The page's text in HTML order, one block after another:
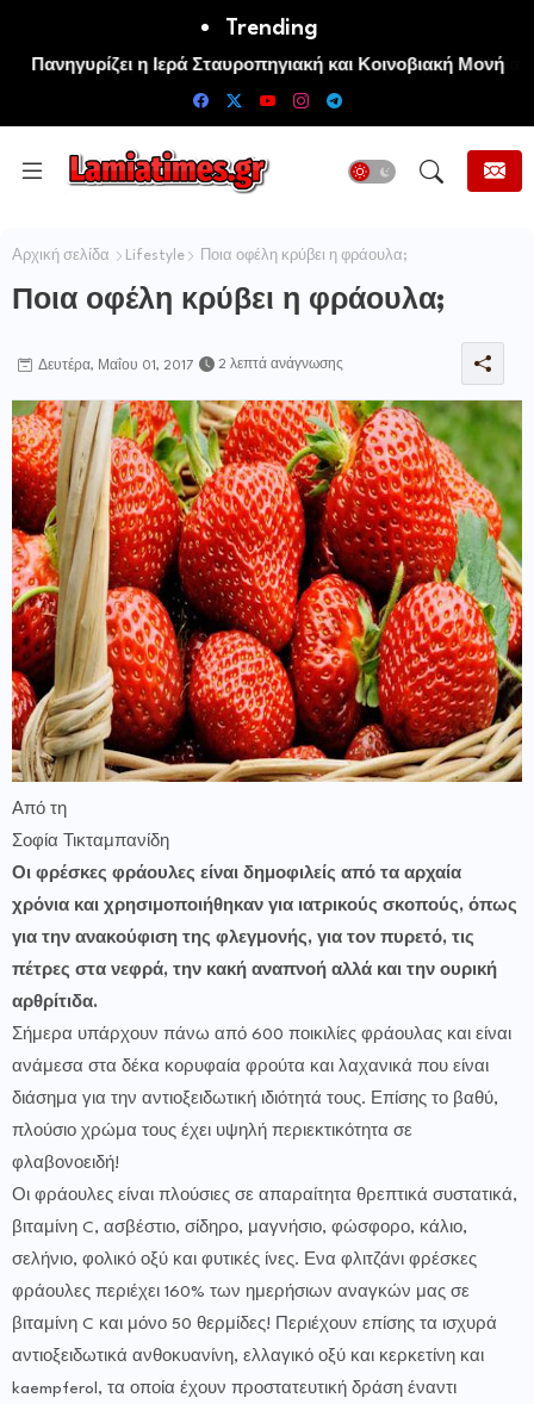
Trending
Πανηγυρίζει η Ιερά Σταυροπηγιακή και Κοινοβιακή Μονή
Μεταμορφώσεως του Σωτήρος Καμενων Βουρλων (Μονή
Αρχική σελίδα Lifestyle Ποια οφέλη κρύβει η φράουλα;
Ποια οφέλη κρύβει η φράουλα;
Δευτέρα, Μαΐου 01, 2017 2 λεπτά ανάγνωσης
Από τη
Σοφία Τικταμπανίδη
Οι φρέσκες φράουλες είναι δημοφιλείς από τα αρχαία
χρόνια και χρησιμοποιήθηκαν για ιατρικούς σκοπούς, όπως
για την ανακούφιση της φλεγμονής, για τον πυρετό, τις
πέτρες στα νεφρά, την κακή αναπνοή αλλά και την ουρική
αρθρίτιδα.
Σήμερα υπάρχουν πάνω από 600 ποικιλίες φράουλας και είναι
ανάμεσα στα δέκα κορυφαία φρούτα και λαχανικά που είναι
διάσημα για την αντιοξειδωτική ιδιότητά τους. Επίσης το βαθύ,
πλούσιο χρώμα τους έχει υψηλή περιεκτικότητα σε
φλαβονοειδή!
Οι φράουλες είναι πλούσιες σε απαραίτητα θρεπτικά συστατικά,
βιταμίνη C, ασβέστιο, σίδηρο, μαγνήσιο, φώσφορο, κάλιο,
σελήνιο, φολικό οξύ και φυτικές ίνες. Ενα φλιτζάνι φρέσκες
φράουλες περιέχει 160% των ημερήσιων αναγκών μας σε
βιταμίνη C και μόνο 50 θερμίδες! Περιέχουν επίσης τα ισχυρά
αντιοξειδωτικά ανθοκυανίνη, ελλαγικό οξύ και κερκετίνη και
kaempferol, τα οποία έχουν προστατευτική δράση έναντι